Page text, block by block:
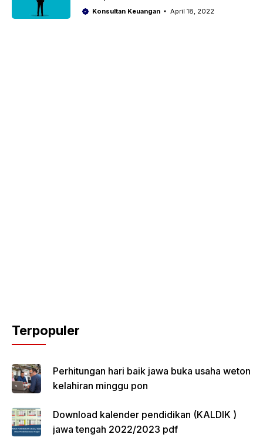
Konsultan Keuangan April 18, 2022
Terpopuler
Perhitungan hari baik jawa buka usaha weton
kelahiran minggu pon
Download kalender pendidikan (KALDIK )
jawa tengah 2022/2023 pdf